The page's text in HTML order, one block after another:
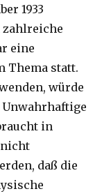
1933
zahlreiche
eine
Thema statt.
würde
in
nicht
daß die